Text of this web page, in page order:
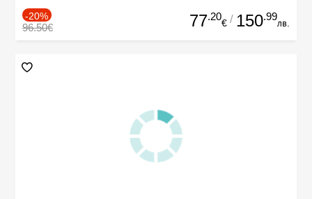
-20%
96.50€ 77.20
€ / 150.99
лв.